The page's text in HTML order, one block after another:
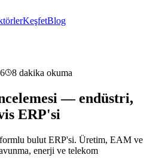
KeşfetBlog
8 dakika okuma
— endüstri,
ERP'si
bulut ERP'si. Üretim, EAM ve
enerji ve telekom